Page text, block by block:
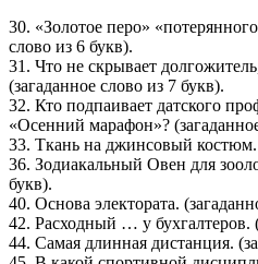
30. «Золотое перо»
слово из 6 букв).
31. Что не скрывает
(загаданное слово из 7 букв).
32. Кто подпаивает датского
«Осенний марафон»?
33. Ткань на джинсовый костюм.
36. Зодиакальный Овен для
букв).
40. Основа электората.
42. Расходный … у бухгалтеров.
44. Самая длинная дистанция.